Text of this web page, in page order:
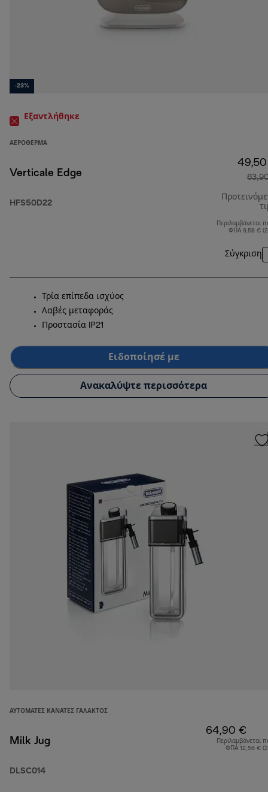
-23%
Εξαντλήθηκε
ΑΕΡΌΘΕΡΜΑ
Verticale Edge
HFS50D22
Περιλαμβάνεται
ΦΠΑ 9,58 €
Σύγκριση
Τρία επίπεδα ισχύος
Λαβές μεταφοράς
Προστασία IP21
Ειδοποίησέ με
Ανακαλύψτε περισσότερα
ΑΥΤΌΜΑΤΕΣ ΚΑΝΆΤΕΣ ΓΆΛΑΚΤΟΣ
Milk Jug
DLSC014
64,90 €
Περιλαμβάνεται
ΦΠΑ 12,56 €